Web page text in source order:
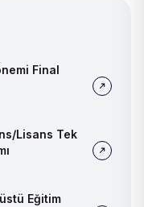
Final
Lisans Tek
Eğitim